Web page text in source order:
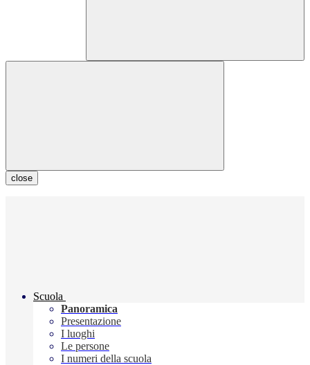
close
Scuola
Panoramica
Presentazione
I luoghi
Le persone
I numeri della scuola